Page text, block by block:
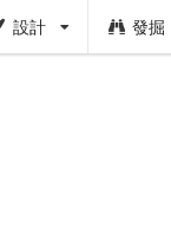
設計 發掘